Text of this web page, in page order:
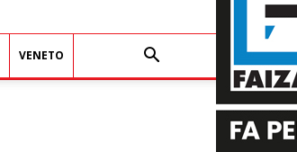
VENETO